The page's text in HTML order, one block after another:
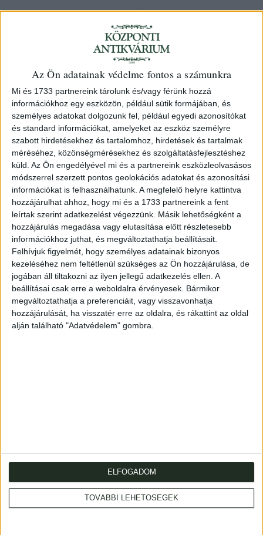
Az Ön adatainak védelme fontos a számunkra
Mi és 1733 partnereink tárolunk és/vagy férünk hozzá
információkhoz egy eszközön, például sütik formájában, és
személyes adatokat dolgozunk fel, például egyedi azonosítókat
és standard információkat, amelyeket az eszköz személyre
szabott hirdetésekhez és tartalomhoz, hirdetések és tartalmak
méréséhez, közönségmérésekhez és szolgáltatásfejlesztéshez
küld. Az Ön engedélyével mi és a partnereink eszközleolvasásos
módszerrel szerzett pontos geolokációs adatokat és azonosítási
információkat is felhasználhatunk. A megfelelő helyre kattintva
hozzájárulhat ahhoz, hogy mi és a 1733 partnereink a fent
leírtak szerint adatkezelést végezzünk. Másik lehetőségként a
hozzájárulás megadása vagy elutasítása előtt részletesebb
információkhoz juthat, és megváltoztathatja beállításait.
Felhívjuk figyelmét, hogy személyes adatainak bizonyos
kezeléséhez nem feltétlenül szükséges az Ön hozzájárulása, de
jogában áll tiltakozni az ilyen jellegű adatkezelés ellen. A
beállításai csak erre a weboldalra érvényesek. Bármikor
megváltoztathatja a preferenciáit, vagy visszavonhatja
hozzájárulását, ha visszatér erre az oldalra, és rákattint az oldal
alján található "Adatvédelem" gombra.
TOVÁBBI LEHETŐSÉGEK
ELFOGADOM
Klobusitzky, [Pál] Paul
Der moralische Arzt für die Cholera.
Pesth, 1831. Gedr. auf Kosten des Verfassers.
15 000 Ft
Kategória:Orvostudomány
Azonosító
103776
Későbbi félvászonkötésben, a gerincen aranyozott cím.
Címlapon megszűnt közgyűjteményi pecséttel.
XIV + (15)-72 p.
Cím: 1053 Budapest., Múzeum krt. 13-15.
: +36 1 317 3514